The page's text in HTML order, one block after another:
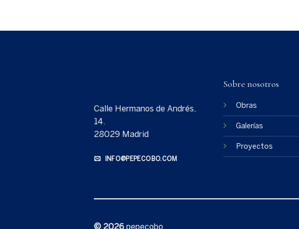
Calle Hermanos de Andrés,
14.
28029 Madrid
INFO@PEPECOBO.COM
Sobre nosotros
Obras
Galerías
Proyectos
© 2026 pepecobo